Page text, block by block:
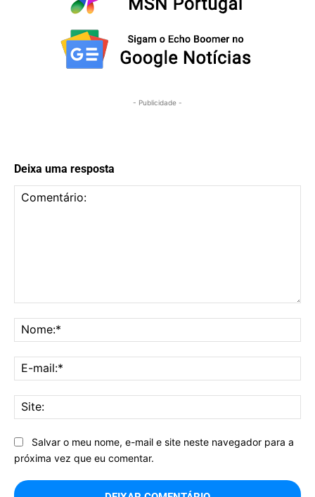
- Publicidade -
Deixa uma resposta
Salvar o meu nome, e-mail e site neste navegador para a
próxima vez que eu comentar.